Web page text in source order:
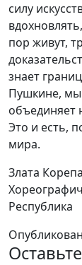
силу
пор живут,
знает
Пушкине, мы
объединяет
Это и есть,
мира.
Злата
Республика